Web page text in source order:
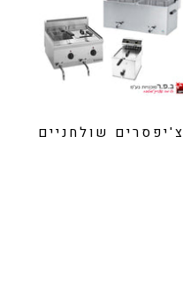
צ'יפסרים שולחניים